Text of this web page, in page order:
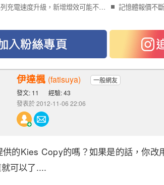
Pixel 11 Pro 系列充電速度升級，新增燈效可能不叫 Pixel Glow
伊達楓 (fatisuya)
一般網友
發文: 11
經驗: 43
發表於 2012-11-06 22:06
供的Kies Copy的嗎？如果是的話，你
可以了....